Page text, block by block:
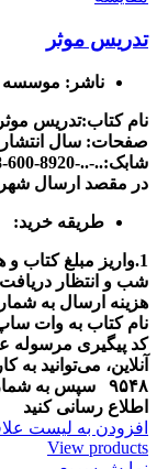
تدریس موثر
ناشر: موسسه
نام کتاب:تدریس موثر
صفحات: سال
شابک:..-..-8920-600-978
در مقصد ارسال شهرستان: 35 هزار تومان
طریقه خرید:
1.واریز مبلغ
شب و انتظار
هزینه ارسال به
نام کتاب به وات
کد پیگیری مرسوله
آنلاین، می‌توانید
۹۵۴۸
سپس به
اطلاع رسانی کنید
افزودن به لیست
View products